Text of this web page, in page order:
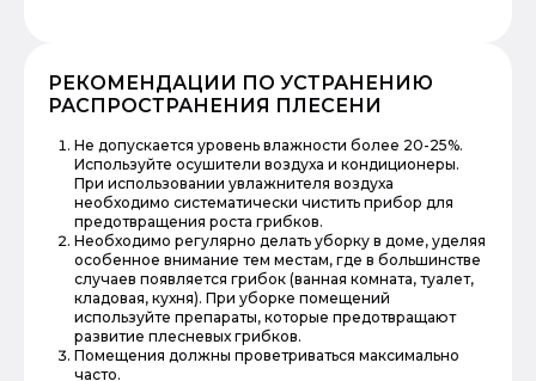
РЕКОМЕНДАЦИИ ПО УСТРАНЕНИЮ
РАСПРОСТРАНЕНИЯ ПЛЕСЕНИ
Не допускается уровень влажности более 20-25%.
Используйте осушители воздуха и кондиционеры.
При использовании увлажнителя воздуха
необходимо систематически чистить прибор для
предотвращения роста грибков.
Необходимо регулярно делать уборку в доме, уделяя
особенное внимание тем местам, где в большинстве
случаев появляется грибок (ванная комната, туалет,
кладовая, кухня). При уборке помещений
используйте препараты, которые предотвращают
развитие плесневых грибков.
Помещения должны проветриваться максимально
часто.